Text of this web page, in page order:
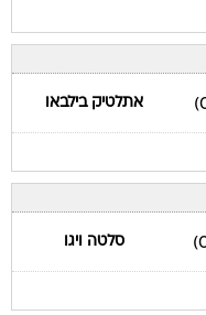
אתלטיק בילבאו
סלטה ויגו